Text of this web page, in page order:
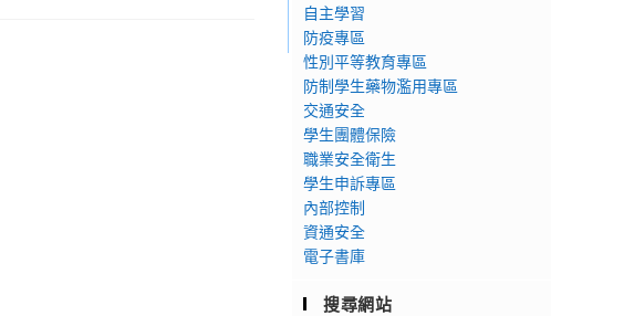
自主學習
防疫專區
性別平等教育專區
防制學生藥物濫用專區
交通安全
學生團體保險
職業安全衛生
學生申訴專區
內部控制
資通安全
電子書庫
搜尋網站